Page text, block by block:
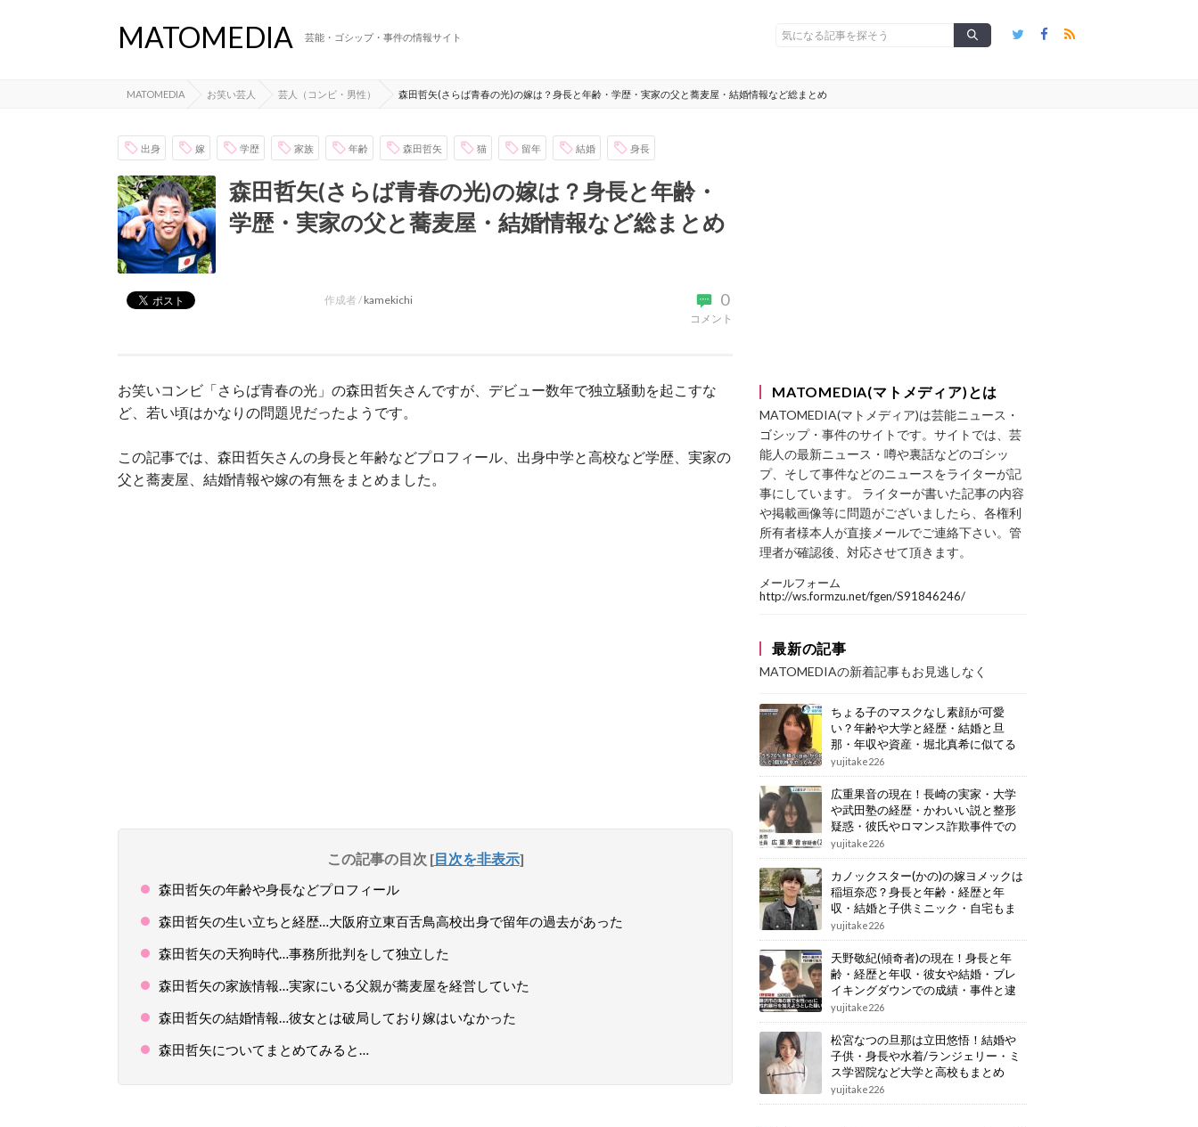
MATOMEDIA 芸能・ゴシップ・事件の情報サイト
MATOMEDIA お笑い芸人 芸人（コンビ・男性） 森田哲矢(さらば青春の光)の嫁は？身長と年齢・学歴・実家の父と蕎麦屋・結婚情報など総まとめ
出身 嫁 学歴 家族 年齢 森田哲矢 猫 留年 結婚 身長
森田哲矢(さらば青春の光)の嫁は？身長と年齢・
学歴・実家の父と蕎麦屋・結婚情報など総まとめ
0
コメント
作成者 / kamekichi
お笑いコンビ「さらば青春の光」の森田哲矢さんですが、デビュー数年で独立騒動を起こすな
ど、若い頃はかなりの問題児だったようです。
この記事では、森田哲矢さんの身長と年齢などプロフィール、出身中学と高校など学歴、実家の
父と蕎麦屋、結婚情報や嫁の有無をまとめました。
この記事の目次 [目次を非表示]
森田哲矢の年齢や身長などプロフィール
森田哲矢の生い立ちと経歴…大阪府立東百舌鳥高校出身で留年の過去があった
森田哲矢の天狗時代…事務所批判をして独立した
森田哲矢の家族情報…実家にいる父親が蕎麦屋を経営していた
森田哲矢の結婚情報…彼女とは破局しており嫁はいなかった
森田哲矢についてまとめてみると…
MATOMEDIA(マトメディア)とは
MATOMEDIA(マトメディア)は芸能ニュース・
ゴシップ・事件のサイトです。サイトでは、芸
能人の最新ニュース・噂や裏話などのゴシッ
プ、そして事件などのニュースをライターが記
事にしています。 ライターが書いた記事の内容
や掲載画像等に問題がございましたら、各権利
所有者様本人が直接メールでご連絡下さい。管
理者が確認後、対応させて頂きます。
メールフォーム
http://ws.formzu.net/fgen/S91846246/
最新の記事
MATOMEDIAの新着記事もお見逃しなく
ちょる子のマスクなし素顔が可愛
い？年齢や大学と経歴・結婚と旦
那・年収や資産・堀北真希に似てる
画像もまとめ
yujitake226
広重果音の現在！長崎の実家・大学
や武田塾の経歴・かわいい説と整形
疑惑・彼氏やロマンス詐欺事件での
逮捕もまとめ
yujitake226
カノックスター(かの)の嫁ヨメックは
稲垣奈恋？身長と年齢・経歴と年
収・結婚と子供ミニック・自宅もま
とめ
yujitake226
天野敬紀(傾奇者)の現在！身長と年
齢・経歴と年収・彼女や結婚・ブレ
イキングダウンでの成績・事件と逮
捕もまとめ
yujitake226
松宮なつの旦那は立田悠悟！結婚や
子供・身長や水着/ランジェリー・ミ
ス学習院など大学と高校もまとめ
yujitake226